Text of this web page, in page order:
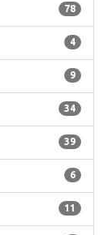
78
4
9
34
39
6
11